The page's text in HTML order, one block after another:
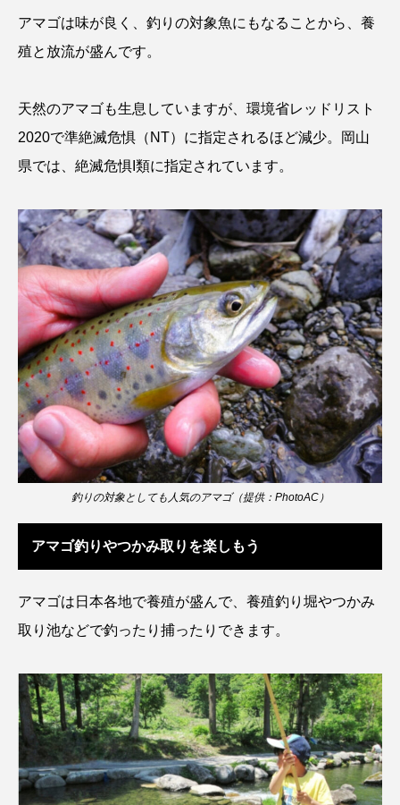
ゴトウタゴガエル ゴマフアザラシ
ゴンズイ ゴールデンジェリーフィッシュ
サカナアパートメント サカナブックス
サクラアジ サクラエビ サクラダンゴウオ
サツオミシマ サバ サビウツボ
サブカルチャー サメ サヨリ
サルシアクラゲ サルパ サワガニ
サンゴ サンショウウオ サンマ
サーモン ザトウクジラ シクリッド
シコロサンゴ シトウズクラゲ シマハギ
シャコガイ シュレーゲルアオガエル
シロザケ シロワニ ジンベエザメ
スルメイカ ズワイガニ セイウチ
センニンガジ ソウギョ ソウダガツオ
ソトオリイワシ ソラスズメダイ
アマゴは味が良く、釣りの対象魚にもなることから、養
殖と放流が盛んです。
天然のアマゴも生息していますが、環境省レッドリスト
2020で準絶滅危惧（NT）に指定されるほど減少。岡山
県では、絶滅危惧I類に指定されています。
釣りの対象としても人気のアマゴ（提供：PhotoAC）
アマゴ釣りやつかみ取りを楽しもう
アマゴは日本各地で養殖が盛んで、養殖釣り堀やつかみ
取り池などで釣ったり捕ったりできます。